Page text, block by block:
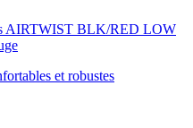
AIRTWIST BLK/RED LOW
et robustes